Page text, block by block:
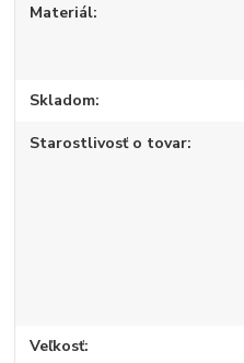
Materiál
Skladom
Starostlivosť o tovar
Veľkosť